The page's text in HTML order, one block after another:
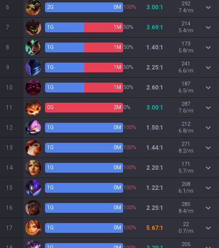
6 2G 0M 100% 3.00:1
292
7.4/m
7 1 G 1 M 50% 3.69:1
214
5.4/m
8 1 G 1 M 50% 1.40:1
173
5.8/m
9 1 G 1 M 50% 2.25:1
241
6.6/m
10 1 G 1 M 50% 2.60:1
187
6.5/m
11 0G 2M 0% 3.00:1
287
7.6/m
12 1 G 0M 100% 1.50:1
212
6.8/m
13 1 G 0M 100% 1.44:1
271
8.2/m
14 1 G 0M 100% 2.20:1
171
5.7/m
15 1 G 0M 100% 1.22:1
208
6.1/m
16 1 G 0M 100% 2.25:1
285
8.4/m
17 1 G 0M 100% 5.67:1
22
0.7/m
205